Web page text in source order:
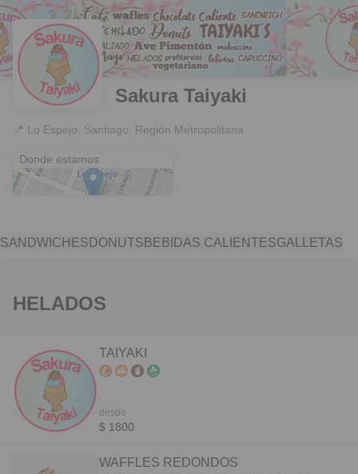
Sakura Taiyaki
📍 Lo Espejo, Santiago, Región Metropolitana
Donde estamos
SANDWICHES DONUTS BEBIDAS CALIENTESGALLETAS
HELADOS
TAIYAKI
desde
$ 1800
WAFFLES REDONDOS